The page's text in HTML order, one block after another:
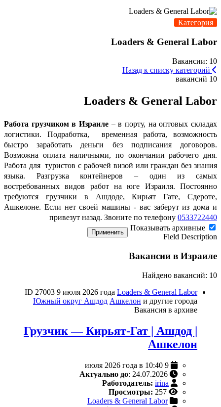
Категория
Loaders & General Labor
Вакансии: 10
10 вакансий
Loaders & General Labor
Работа грузчиком в Израиле – в порту, на оптовых складах
логистики. Подработка, временная работа, возможность
быстро заработать деньги без подписания договоров.
Возможна оплата наличными, по окончании рабочего дня.
Работа для туристов с рабочей визой или граждан без знания
языка. Разгрузка контейнеров – один из самых
востребованных видов работ на юге Израиля. Постоянно
требуются грузчики в Ашдоде, Кирьят Гате, Сдероте,
Ашкелоне. Если нет своей машины - вас заберут из дома и
привезут назад. Звоните по телефону 0533722440
Показывать архивные
Field Description
Применить
Вакансии в Израиле
Найдено вакансий: 10
ID 27003 9 июля 2026 года Loaders & General Labor
Южный округ Ашдод Ашкелон и другие города
Вакансия в архиве
Грузчик — Кирьят-Гат | Ашдод |
Ашкелон
Актуально до: 24.07.2026
Работодатель: irina
Просмотры: 257
Loaders & General Labor